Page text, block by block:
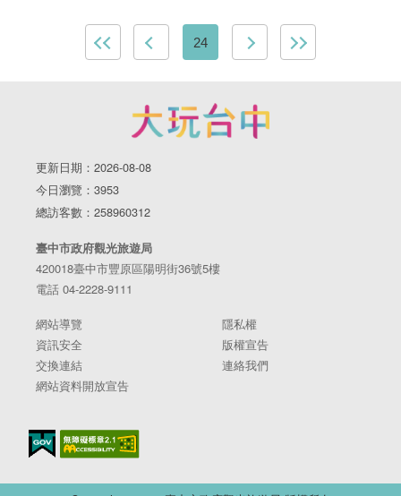
24
更新日期：2026-08-08
今日瀏覽：3953
總訪客數：258960312
臺中市政府觀光旅遊局
420018臺中市豐原區陽明街36號5樓
電話 04-2228-9111
網站導覽
隱私權
資訊安全
版權宣告
交換連結
連絡我們
網站資料開放宣告